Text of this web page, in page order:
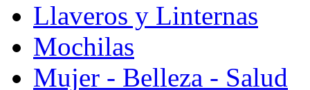
Llaveros y Linternas
Mochilas
Mujer - Belleza - Salud